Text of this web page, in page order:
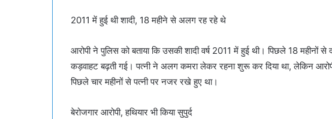
2011 में हुई थी शादी, 18 महीने से अलग रह रहे थे
आरोपी ने पुलिस को बताया कि उसकी शादी वर्ष 2011 में हुई थी। पिछले 18 महीनों
कड़वाहट बढ़ती गई। पत्नी ने अलग कमरा लेकर रहना शुरू कर दिया था, लेकिन
पिछले चार महीनों से पत्नी पर नजर रखे हुए था।
बेरोजगार आरोपी, हथियार भी किया सुपुर्द